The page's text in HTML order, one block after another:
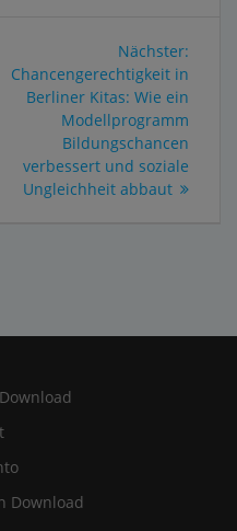
Nächster:
Chancengerechtigkeit in
Berliner Kitas: Wie ein
Modellprogramm
Bildungschancen
verbessert und soziale
Ungleichheit abbaut
Download